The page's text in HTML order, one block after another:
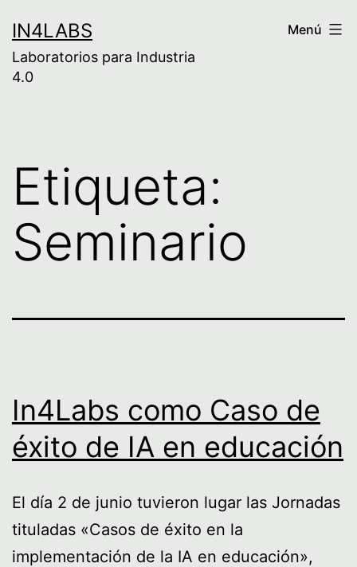
contenido
IN4LABS
Laboratorios para Industria
4.0
Menú
Etiqueta:
Seminario
In4Labs como Caso de
éxito de IA en educación
El día 2 de junio tuvieron lugar las Jornadas
tituladas «Casos de éxito en la
implementación de la IA en educación»,